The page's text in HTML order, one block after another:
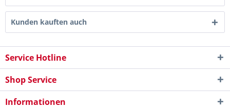
Kunden kauften auch
Service Hotline
Shop Service
Informationen